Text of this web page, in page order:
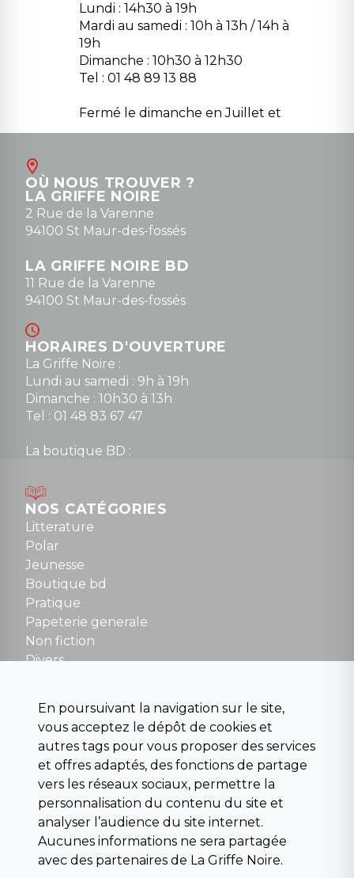
Lundi : 14h30 à 19h
Mardi au samedi : 10h à 13h / 14h à
19h
Dimanche : 10h30 à 12h30
Tel : 01 48 89 13 88
Fermé le dimanche en Juillet et
Août
contact@la-griffe-noire.com
0148836747
OÙ NOUS TROUVER ?
LA GRIFFE NOIRE
2 Rue de la Varenne
94100 St Maur-des-fossés
LA GRIFFE NOIRE BD
11 Rue de la Varenne
94100 St Maur-des-fossés
HORAIRES D'OUVERTURE
La Griffe Noire :
Lundi au samedi : 9h à 19h
Dimanche : 10h30 à 13h
Tel : 01 48 83 67 47
La boutique BD :
Mardi au samedi : 10h à 13h / 14h à 19h
Dimanche : 10h30 à 12h30
Tel : 01 48 89 13 88
Fermé le dimanche en Juillet et Août
NOUS CONTACTER
contact@la-griffe-noire.com
NOS CATÉGORIES
Litterature
Polar
Jeunesse
Boutique bd
Pratique
Papeterie generale
Non fiction
Divers
Para scolaire
Histoire
Pochoteque
Pleiade
INFORMATIONS
Droit de rétractation
En poursuivant la navigation sur le site,
vous acceptez le dépôt de cookies et
autres tags pour vous proposer des services
et offres adaptés, des fonctions de partage
vers les réseaux sociaux, permettre la
personnalisation du contenu du site et
analyser l’audience du site internet.
Aucunes informations ne sera partagée
avec des partenaires de La Griffe Noire.